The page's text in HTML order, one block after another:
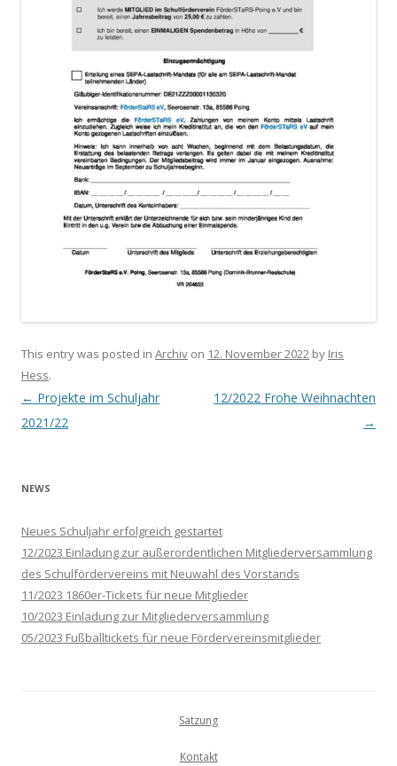
This entry was posted in Archiv on 12. November 2022 by Iris
Hess.
Post navigation
← Projekte im Schuljahr
2021/22
12/2022 Frohe Weihnachten
→
NEWS
Neues Schuljahr erfolgreich gestartet
12/2023 Einladung zur außerordentlichen Mitgliederversammlung
des Schulfördervereins mit Neuwahl des Vorstands
11/2023 1860er-Tickets für neue Mitglieder
10/2023 Einladung zur Mitgliederversammlung
05/2023 Fußballtickets für neue Fördervereinsmitglieder
Satzung
Kontakt